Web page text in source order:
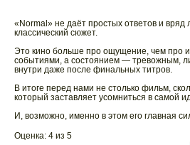
«Normal» не даёт простых ответов и вряд
классический сюжет.
Это кино больше про ощущение, чем про
событиями, а состоянием — тревожным,
внутри даже после финальных титров.
В итоге перед нами не столько фильм,
который заставляет усомниться в самой
И, возможно, именно в этом его главная
Оценка: 4 из 5